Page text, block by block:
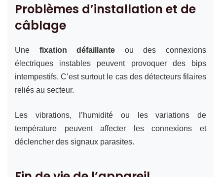
Problèmes d’installation et de
câblage
Une fixation défaillante ou des connexions
électriques instables peuvent provoquer des bips
intempestifs. C’est surtout le cas des détecteurs filaires
reliés au secteur.
Les vibrations, l’humidité ou les variations de
température peuvent affecter les connexions et
déclencher des signaux parasites.